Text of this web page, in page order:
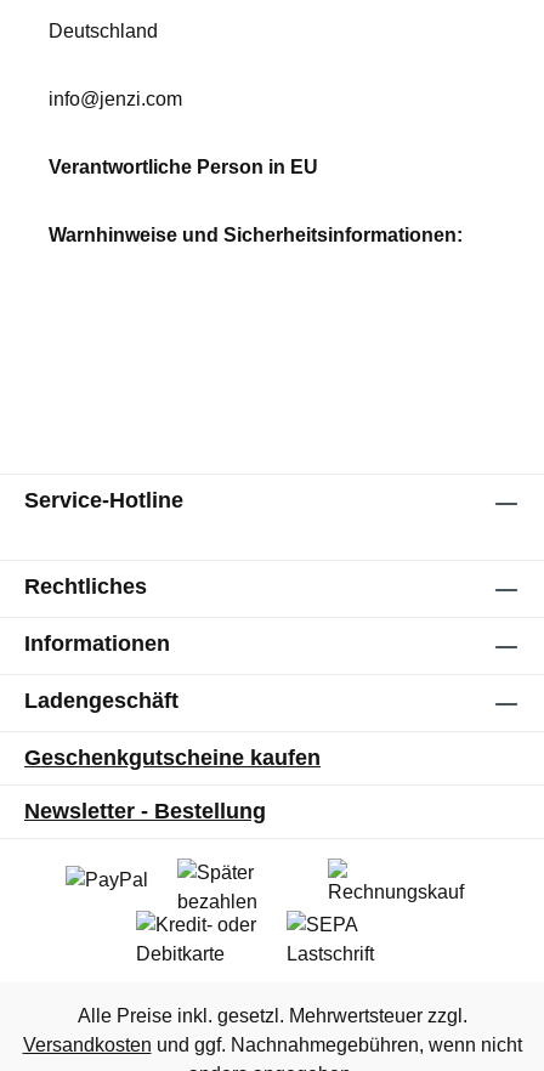
Deutschland
info@jenzi.com
Verantwortliche Person in EU
Warnhinweise und Sicherheitsinformationen:
Service-Hotline
Rechtliches
Informationen
Ladengeschäft
Geschenkgutscheine kaufen
Newsletter - Bestellung
Alle Preise inkl. gesetzl. Mehrwertsteuer zzgl.
Versandkosten und ggf. Nachnahmegebühren, wenn nicht